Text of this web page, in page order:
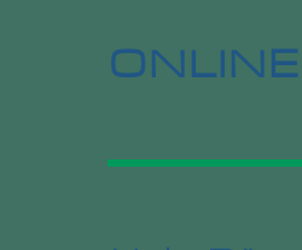
ONLINE